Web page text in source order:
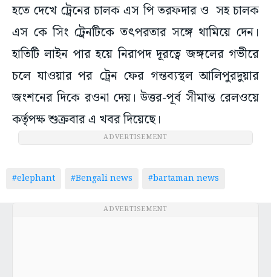
হতে দেখে ট্রেনের চালক এস পি তরফদার ও সহ চালক
এস কে সিং ট্রেনটিকে তৎপরতার সঙ্গে থামিয়ে দেন।
হাতিটি লাইন পার হয়ে নিরাপদ দূরত্বে জঙ্গলের গভীরে
চলে যাওয়ার পর ট্রেন ফের গন্তব্যস্থল আলিপুরদুয়ার
জংশনের দিকে রওনা দেয়। উত্তর-পূর্ব সীমান্ত রেলওয়ে
কর্তৃপক্ষ শুক্রবার এ খবর দিয়েছে।
ADVERTISEMENT
#elephant #Bengali news #bartaman news
ADVERTISEMENT